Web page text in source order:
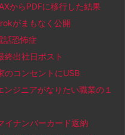
からPDFに移行した結果
がまもなく公開
恐怖症
出社日ポスト
コンセントにUSB
ジニアがなりたい職業の１
ナンバーカード返納